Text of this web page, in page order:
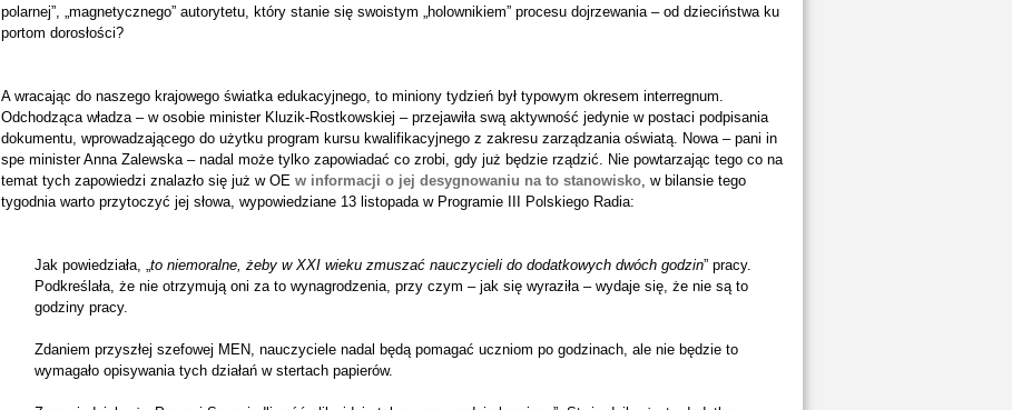
polarnej”, „magnetycznego” autorytetu, który stanie się swoistym „holownikiem” procesu dojrzewania – od dzieciństwa ku
portom dorosłości?
A wracając do naszego krajowego światka edukacyjnego, to miniony tydzień był typowym okresem interregnum.
Odchodząca władza – w osobie minister Kluzik-Rostkowskiej – przejawiła swą aktywność jedynie w postaci podpisania
dokumentu, wprowadzającego do użytku program kursu kwalifikacyjnego z zakresu zarządzania oświatą. Nowa – pani in
spe minister Anna Zalewska – nadal może tylko zapowiadać co zrobi, gdy już będzie rządzić. Nie powtarzając tego co na
temat tych zapowiedzi znalazło się już w OE w informacji o jej desygnowaniu na to stanowisko, w bilansie tego
tygodnia warto przytoczyć jej słowa, wypowiedziane 13 listopada w Programie III Polskiego Radia:
Jak powiedziała, „to niemoralne, żeby w XXI wieku zmuszać nauczycieli do dodatkowych dwóch godzin” pracy.
Podkreślała, że nie otrzymują oni za to wynagrodzenia, przy czym – jak się wyraziła – wydaje się, że nie są to
godziny pracy.
Zdaniem przyszłej szefowej MEN, nauczyciele nadal będą pomagać uczniom po godzinach, ale nie będzie to
wymagało opisywania tych działań w stertach papierów.